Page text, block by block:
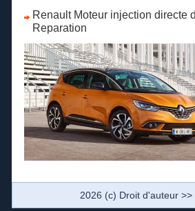
Renault Moteur injection directe
Reparation
2026 (c) Droit d'auteur >>